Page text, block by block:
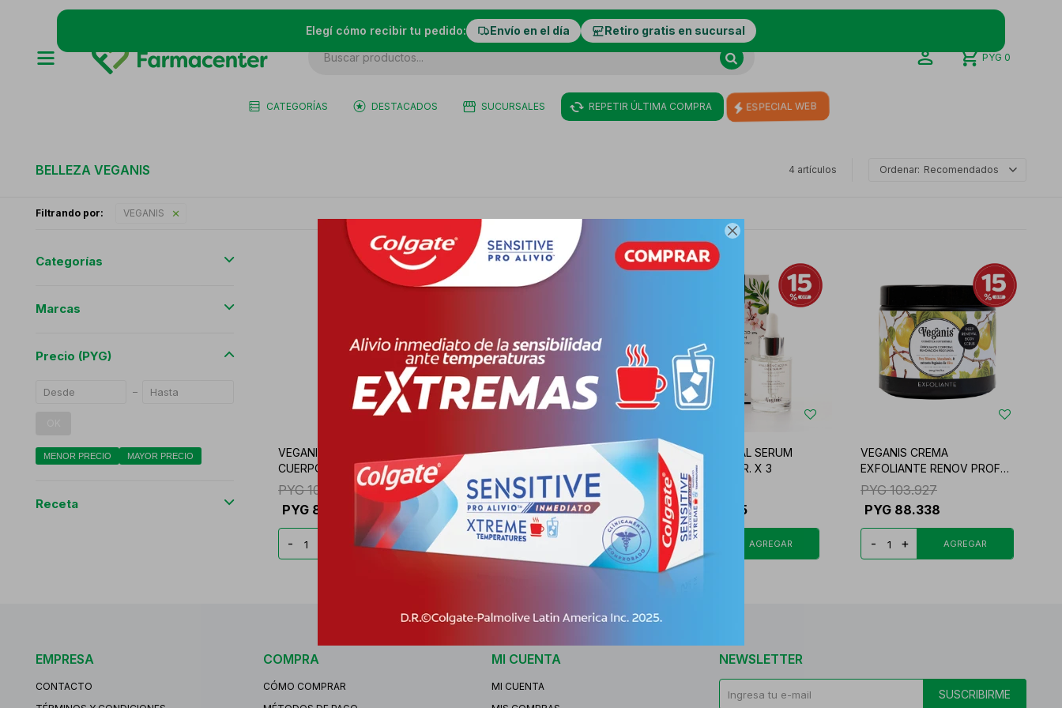

Elegí cómo recibir tu pedido: Envío en el día Retiro gratis en sucursal
CATEGORÍAS DESTACADOS SUCURSALES REPETIR ÚLTIMA COMPRA ESPECIAL WEB
PYG 0
BELLEZA VEGANIS 4 artículos Recomendados
Filtrando por: VEGANIS
VEGANIS CREMA PIERNAS Y
CUERPO HUMECTA F
PYG 103.927
PYG 88.338
-
VEGANIS CREMA MANOS Y
PYG 103.927
PYG 88.338
- +
VEGANIS FACIAL SERUM
ACID HIALUR FR. X 3
PYG 126.277
PYG
107.335
-
VEGANIS CREMA
EXFOLIANTE RENOV PROF
FR.
PYG 103.927
PYG 88.338
- +
Categorías
Marcas
Precio (PYG)
MENOR PRECIO MAYOR PRECIO
Receta
EMPRESA
CONTACTO
COMPRA
CÓMO COMPRAR
MI CUENTA
MI CUENTA
NEWSLETTER
SUSCRIBIRME